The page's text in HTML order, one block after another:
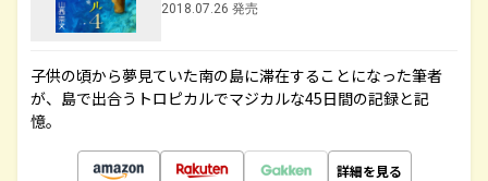
2018.07.26 発売
子供の頃から夢見ていた南の島に滞在することになった筆者
が、島で出合うトロピカルでマジカルな45日間の記録と記
憶。
詳細を見る